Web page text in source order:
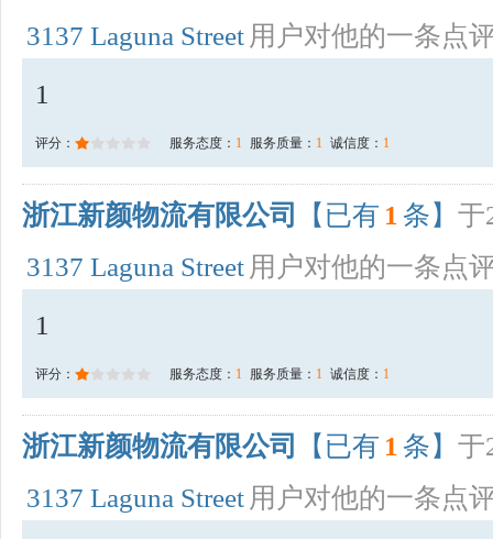
3137 Laguna Street 用户对他的一条点
1
评分： 服务态度： 1 服务质量： 1 诚信度： 1
浙江新颜物流有限公司 【已有 1 条】 于
3137 Laguna Street 用户对他的一条点
1
评分： 服务态度： 1 服务质量： 1 诚信度： 1
浙江新颜物流有限公司 【已有 1 条】 于
3137 Laguna Street 用户对他的一条点